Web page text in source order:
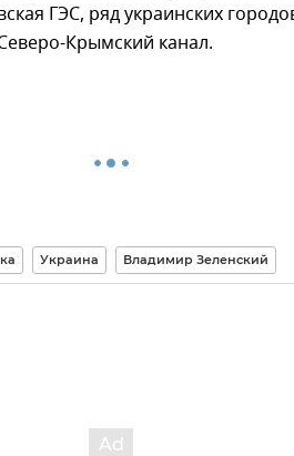
ГЭС, ряд украинских
Крымский канал.
Украина Владимир Зеленский